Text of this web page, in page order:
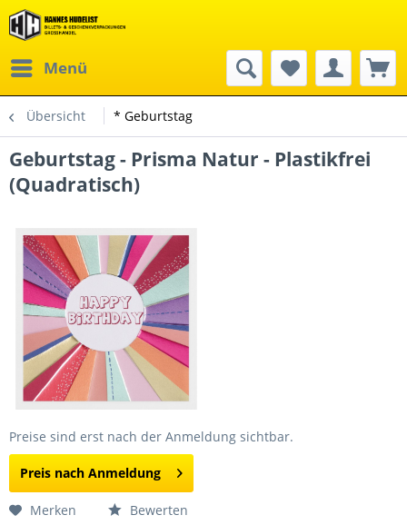
Menü
Übersicht * Geburtstag
Geburtstag - Prisma Natur - Plastikfrei
(Quadratisch)
Preise sind erst nach der Anmeldung sichtbar.
Preis nach Anmeldung
Merken Bewerten